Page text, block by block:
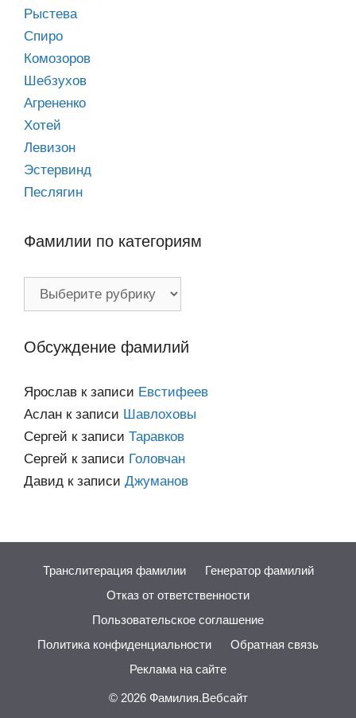
Рыстева
Спиро
Комозоров
Шебзухов
Агрененко
Хотей
Левизон
Эстервинд
Песлягин
Фамилии по категориям
Обсуждение фамилий
Ярослав к записи Евстифеев
Аслан к записи Шавлоховы
Сергей к записи Таравков
Сергей к записи Головчан
Давид к записи Джуманов
Транслитерация фамилии
Генератор фамилий
Отказ от ответственности
Пользовательское соглашение
Политика конфиденциальности
Обратная связь
Реклама на сайте
© 2026 Фамилия.Вебсайт